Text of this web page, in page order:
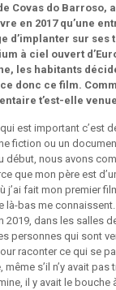
Covas do Barroso,
en 2017 qu’une
d’implanter sur ses
à ciel ouvert
les habitants
donc ce film.
t’est-elle
est important c’est
fiction ou un
début, nous avons
que mon père est
j’ai fait mon premier
là-bas me connaissent.
2019, dans les salles
personnes qui sont
raconter ce qui se
s’il n’y avait pas
il y avait le bouche